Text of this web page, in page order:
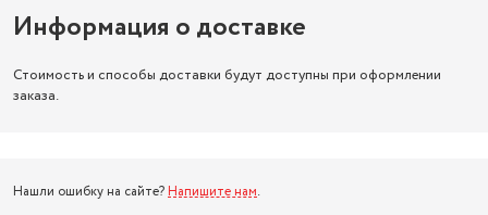
Информация о доставке
Стоимость и способы доставки будут доступны при оформлении
заказа.
Нашли ошибку на сайте? Напишите нам.